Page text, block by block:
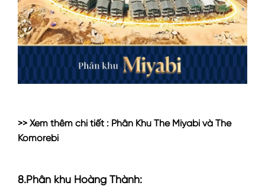
>> Xem thêm chi tiết : Phân Khu The Miyabi và The
Komorebi
8.Phân khu Hoàng Thành: